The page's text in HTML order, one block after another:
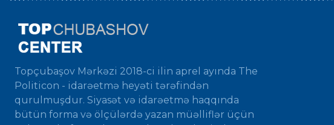
Topçubaşov Mərkəzi 2018-ci ilin aprel ayında The
Politicon - idarəetmə heyəti tərəfindən
qurulmuşdur. Siyasət və idarəetmə haqqında
bütün forma və ölçülərdə yazan müəlliflər üçün